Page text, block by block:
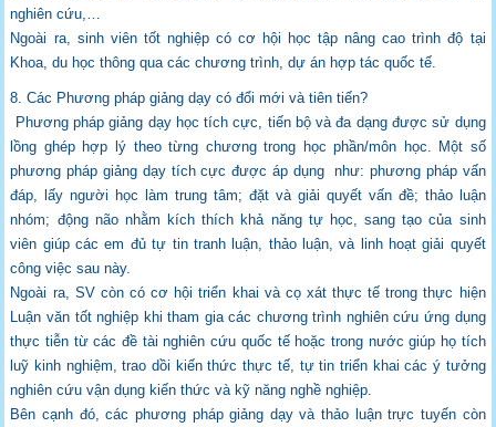
nghiên cứu,…
Ngoài ra, sinh viên tốt nghiệp có cơ hội học tập nâng cao trình độ tại
Khoa, du học thôngqua các chương trình, dự án hợp tác quốc tế.
8. Các Phương pháp giảng dạy có đổi mới và tiên tiến?
Phương pháp giảng dạy học tích cực, tiến bộ và đa dạng được sử dụng
lồng ghép hợp lý theo từng chương trong học phần/môn học. Một số
phương pháp giảng dạy tích cực được áp dụng như: phương pháp vấn
đáp, lấy người học làm trung tâm; đặt và giải quyết vấn đề; thảo luận
nhóm; động não nhằm kích thích khả năng tự học, sang tạo của sinh
viên giúp các em đủ tự tin tranh luận, thảo luận, và linh hoạt giải quyết
công việc sau này.
Ngoài ra, SV còn có cơ hội triển khai và cọ xát thực tế trong thực hiện
Luận văn tốtnghiệp khi tham gia các chương trình nghiên cứu ứng dụng
thực tiễn từ các đề tài nghiêncứu quốc tế hoặc trong nước giúp họ tích
luỹ kinh nghiệm, trao dồi kiến thức thực tế, tựtin triển khai các ý tưởng
nghiên cứu vận dụng kiến thức và kỹ năng nghề nghiệp.
Bên cạnh đó, các phương pháp giảng dạy và thảo luận trực tuyến còn